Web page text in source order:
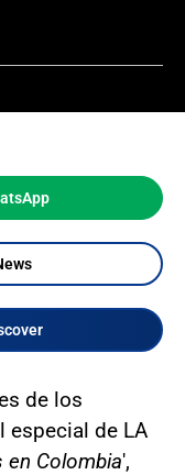
de los
especial de LA
en Colombia',